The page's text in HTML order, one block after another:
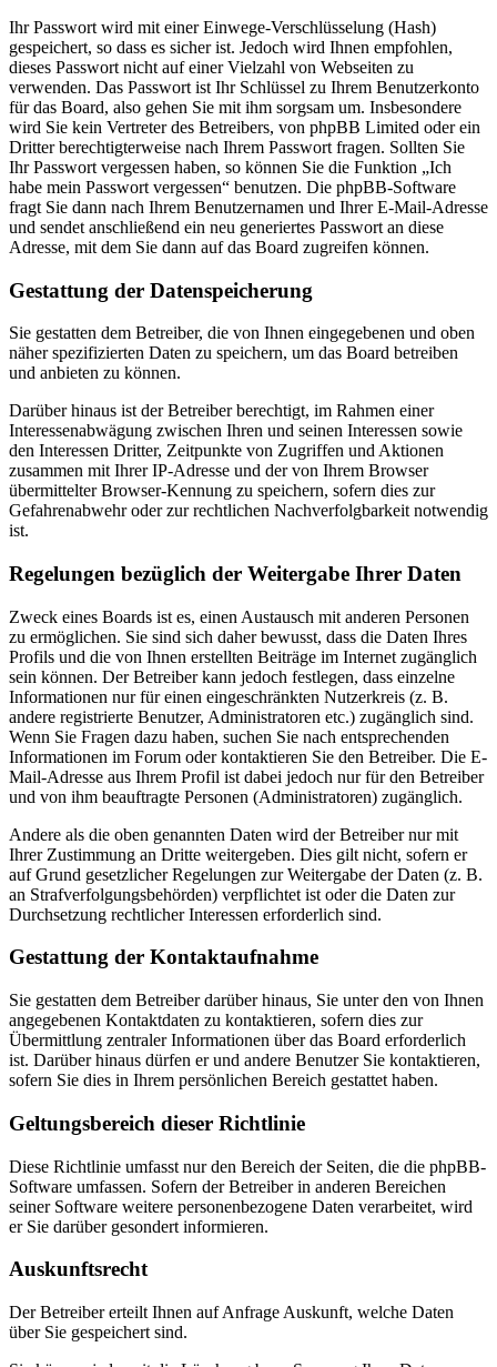
Ihr Passwort wird mit einer Einwege-Verschlüsselung (Hash)
gespeichert, so dass es sicher ist. Jedoch wird Ihnen empfohlen,
dieses Passwort nicht auf einer Vielzahl von Webseiten zu
verwenden. Das Passwort ist Ihr Schlüssel zu Ihrem Benutzerkonto
für das Board, also gehen Sie mit ihm sorgsam um. Insbesondere
wird Sie kein Vertreter des Betreibers, von phpBB Limited oder ein
Dritter berechtigterweise nach Ihrem Passwort fragen. Sollten Sie
Ihr Passwort vergessen haben, so können Sie die Funktion „Ich
habe mein Passwort vergessen“ benutzen. Die phpBB-Software
fragt Sie dann nach Ihrem Benutzernamen und Ihrer E-Mail-Adresse
und sendet anschließend ein neu generiertes Passwort an diese
Adresse, mit dem Sie dann auf das Board zugreifen können.
Gestattung der Datenspeicherung
Sie gestatten dem Betreiber, die von Ihnen eingegebenen und oben
näher spezifizierten Daten zu speichern, um das Board betreiben
und anbieten zu können.
Darüber hinaus ist der Betreiber berechtigt, im Rahmen einer
Interessenabwägung zwischen Ihren und seinen Interessen sowie
den Interessen Dritter, Zeitpunkte von Zugriffen und Aktionen
zusammen mit Ihrer IP-Adresse und der von Ihrem Browser
übermittelter Browser-Kennung zu speichern, sofern dies zur
Gefahrenabwehr oder zur rechtlichen Nachverfolgbarkeit notwendig
ist.
Regelungen bezüglich der Weitergabe Ihrer Daten
Zweck eines Boards ist es, einen Austausch mit anderen Personen
zu ermöglichen. Sie sind sich daher bewusst, dass die Daten Ihres
Profils und die von Ihnen erstellten Beiträge im Internet zugänglich
sein können. Der Betreiber kann jedoch festlegen, dass einzelne
Informationen nur für einen eingeschränkten Nutzerkreis (z. B.
andere registrierte Benutzer, Administratoren etc.) zugänglich sind.
Wenn Sie Fragen dazu haben, suchen Sie nach entsprechenden
Informationen im Forum oder kontaktieren Sie den Betreiber. Die E-
Mail-Adresse aus Ihrem Profil ist dabei jedoch nur für den Betreiber
und von ihm beauftragte Personen (Administratoren) zugänglich.
Andere als die oben genannten Daten wird der Betreiber nur mit
Ihrer Zustimmung an Dritte weitergeben. Dies gilt nicht, sofern er
auf Grund gesetzlicher Regelungen zur Weitergabe der Daten (z. B.
an Strafverfolgungsbehörden) verpflichtet ist oder die Daten zur
Durchsetzung rechtlicher Interessen erforderlich sind.
Gestattung der Kontaktaufnahme
Sie gestatten dem Betreiber darüber hinaus, Sie unter den von Ihnen
angegebenen Kontaktdaten zu kontaktieren, sofern dies zur
Übermittlung zentraler Informationen über das Board erforderlich
ist. Darüber hinaus dürfen er und andere Benutzer Sie kontaktieren,
sofern Sie dies in Ihrem persönlichen Bereich gestattet haben.
Geltungsbereich dieser Richtlinie
Diese Richtlinie umfasst nur den Bereich der Seiten, die die phpBB-
Software umfassen. Sofern der Betreiber in anderen Bereichen
seiner Software weitere personenbezogene Daten verarbeitet, wird
er Sie darüber gesondert informieren.
Auskunftsrecht
Der Betreiber erteilt Ihnen auf Anfrage Auskunft, welche Daten
über Sie gespeichert sind.